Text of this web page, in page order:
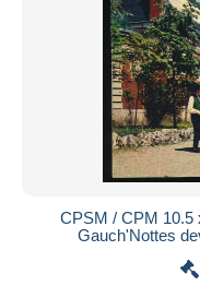
CPSM / CPM 10.5
Gauch'Nottes